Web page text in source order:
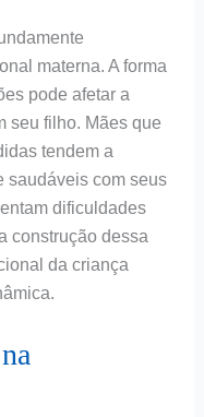
materna. A forma
pode afetar a
seu filho. Mães que
tendem a
saudáveis com seus
dificuldades
construção dessa
da criança